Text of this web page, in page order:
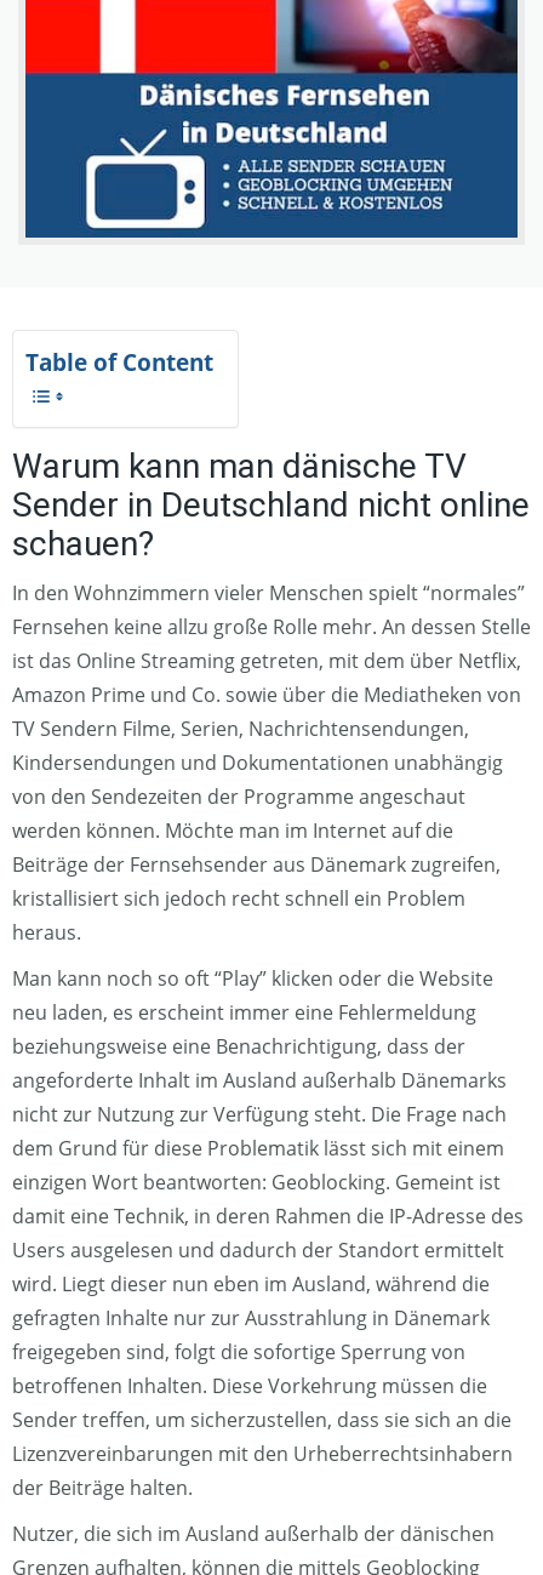
Table of Content
Warum kann man dänische TV
Sender in Deutschland nicht online
schauen?
In den Wohnzimmern vieler Menschen spielt “normales”
Fernsehen keine allzu große Rolle mehr. An dessen Stelle
ist das Online Streaming getreten, mit dem über Netflix,
Amazon Prime und Co. sowie über die Mediatheken von
TV Sendern Filme, Serien, Nachrichtensendungen,
Kindersendungen und Dokumentationen unabhängig
von den Sendezeiten der Programme angeschaut
werden können. Möchte man im Internet auf die
Beiträge der Fernsehsender aus Dänemark zugreifen,
kristallisiert sich jedoch recht schnell ein Problem
heraus.
Man kann noch so oft “Play” klicken oder die Website
neu laden, es erscheint immer eine Fehlermeldung
beziehungsweise eine Benachrichtigung, dass der
angeforderte Inhalt im Ausland außerhalb Dänemarks
nicht zur Nutzung zur Verfügung steht. Die Frage nach
dem Grund für diese Problematik lässt sich mit einem
einzigen Wort beantworten: Geoblocking. Gemeint ist
damit eine Technik, in deren Rahmen die IP-Adresse des
Users ausgelesen und dadurch der Standort ermittelt
wird. Liegt dieser nun eben im Ausland, während die
gefragten Inhalte nur zur Ausstrahlung in Dänemark
freigegeben sind, folgt die sofortige Sperrung von
betroffenen Inhalten. Diese Vorkehrung müssen die
Sender treffen, um sicherzustellen, dass sie sich an die
Lizenzvereinbarungen mit den Urheberrechtsinhabern
der Beiträge halten.
Nutzer, die sich im Ausland außerhalb der dänischen
Grenzen aufhalten, können die mittels Geoblocking